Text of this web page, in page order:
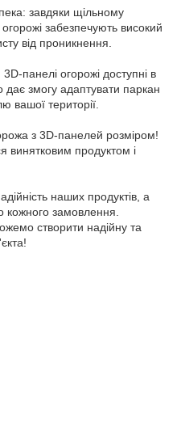
завдяки щільному
забезпечують високий
від проникнення.
панелі огорожі доступні в
змогу адаптувати паркан
вашої території.
з 3D-панелей розміром!
винятковим продуктом і
наших продуктів, а
кожного замовлення.
створити надійну та